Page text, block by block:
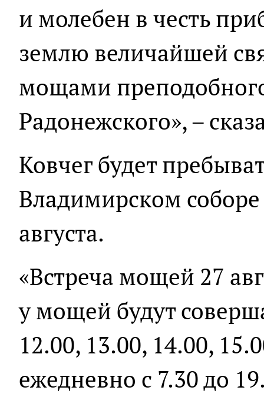
и молебен в честь
землю величайшей
мощами
Радонежского», –
Ковчег будет
Владимирском соборе
августа.
«Встреча мощей 27
у мощей будут
12.00, 13.00, 14.00,
ежедневно с 7.30 до